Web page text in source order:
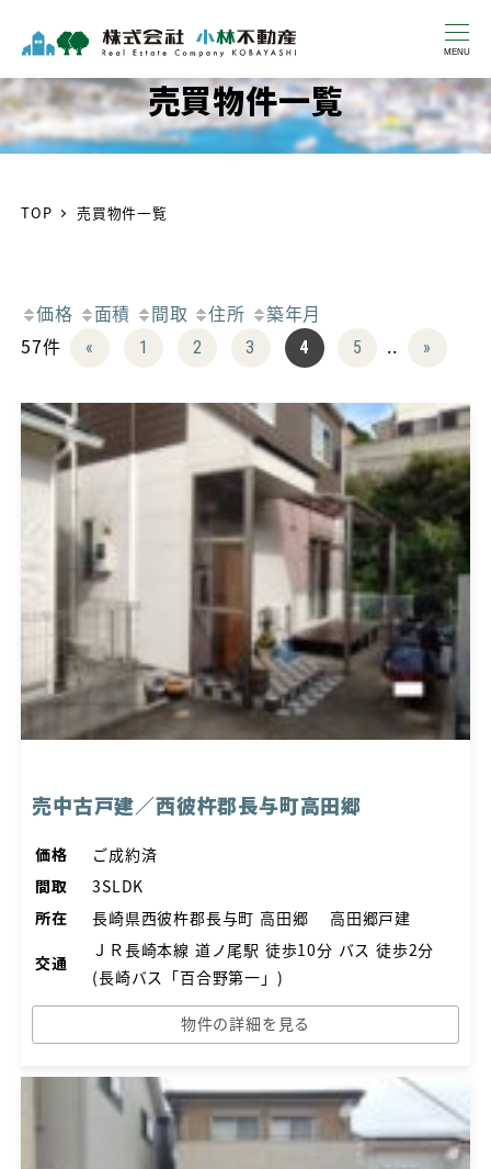
MENU
売買物件一覧
TOP 売買物件一覧
価格 面積 間取 住所
築年月
57件
« 1 2 3 4 5 .. »
売中古戸建／西彼杵郡長与町高田郷
価格
ご成約済
間取
3SLDK
所在
長崎県西彼杵郡長与町 高田郷 高田郷戸建
交通
ＪＲ長崎本線 道ノ尾駅 徒歩10分 バス 徒歩2分
(長崎バス「百合野第一」)
物件の詳細を見る